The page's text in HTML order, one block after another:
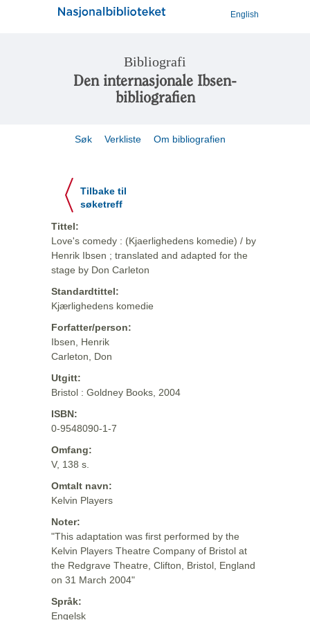
English
Bibliografi
Den internasjonale Ibsen-
bibliografien
Søk Verkliste Om bibliografien
Tilbake til
søketreff
Tittel:
Love's comedy : (Kjaerlighedens komedie) / by
Henrik Ibsen ; translated and adapted for the
stage by Don Carleton
Standardtittel:
Kjærlighedens komedie
Forfatter/person:
Ibsen, Henrik
Carleton, Don
Utgitt:
Bristol : Goldney Books, 2004
ISBN:
0-9548090-1-7
Omfang:
V, 138 s.
Omtalt navn:
Kelvin Players
Noter:
"This adaptation was first performed by the
Kelvin Players Theatre Company of Bristol at
the Redgrave Theatre, Clifton, Bristol, England
on 31 March 2004"
Språk:
Engelsk